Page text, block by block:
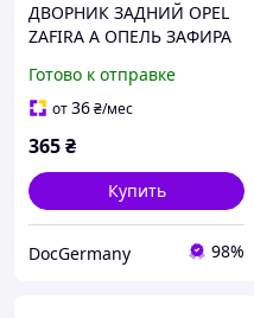
ДВОРНИК ЗАДНИЙ OPEL
ZAFIRA A ОПЕЛЬ ЗАФИРА
Готово к отправке
от36₴/мес
365₴
Купить
DocGermany 98%